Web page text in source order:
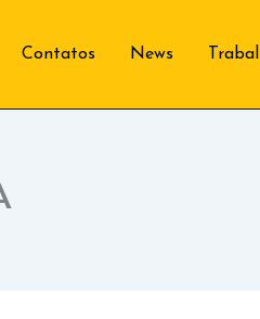
Contatos News